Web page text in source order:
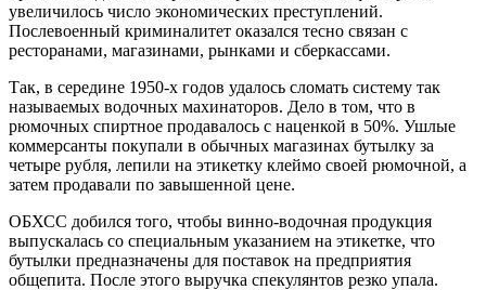
увеличилось число экономических преступлений.
Послевоенный криминалитет оказался тесно связан с
ресторанами, магазинами, рынками и сберкассами.
Так, в середине 1950-х годов удалось сломать систему так
называемых водочных махинаторов. Дело в том, что в
рюмочных спиртное продавалось с наценкой в 50%. Ушлые
коммерсанты покупали в обычных магазинах бутылку за
четыре рубля, лепили на этикетку клеймо своей рюмочной, а
затем продавали по завышенной цене.
ОБХСС добился того, чтобы винно-водочная продукция
выпускалась со специальным указанием на этикетке, что
бутылки предназначены для поставок на предприятия
общепита. После этого выручка спекулянтов резко упала.